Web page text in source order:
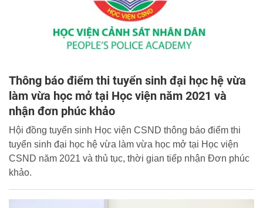
Thông báo điểm thi tuyển sinh đại học hệ vừa
làm vừa học mở tại Học viện năm 2021 và
nhận đơn phúc khảo
Hội đồng tuyển sinh Học viện CSND thông báo điểm thi
tuyển sinh đại học hệ vừa làm vừa học mở tại Học viện
CSND năm 2021 và thủ tục, thời gian tiếp nhận Đơn phúc
khảo.